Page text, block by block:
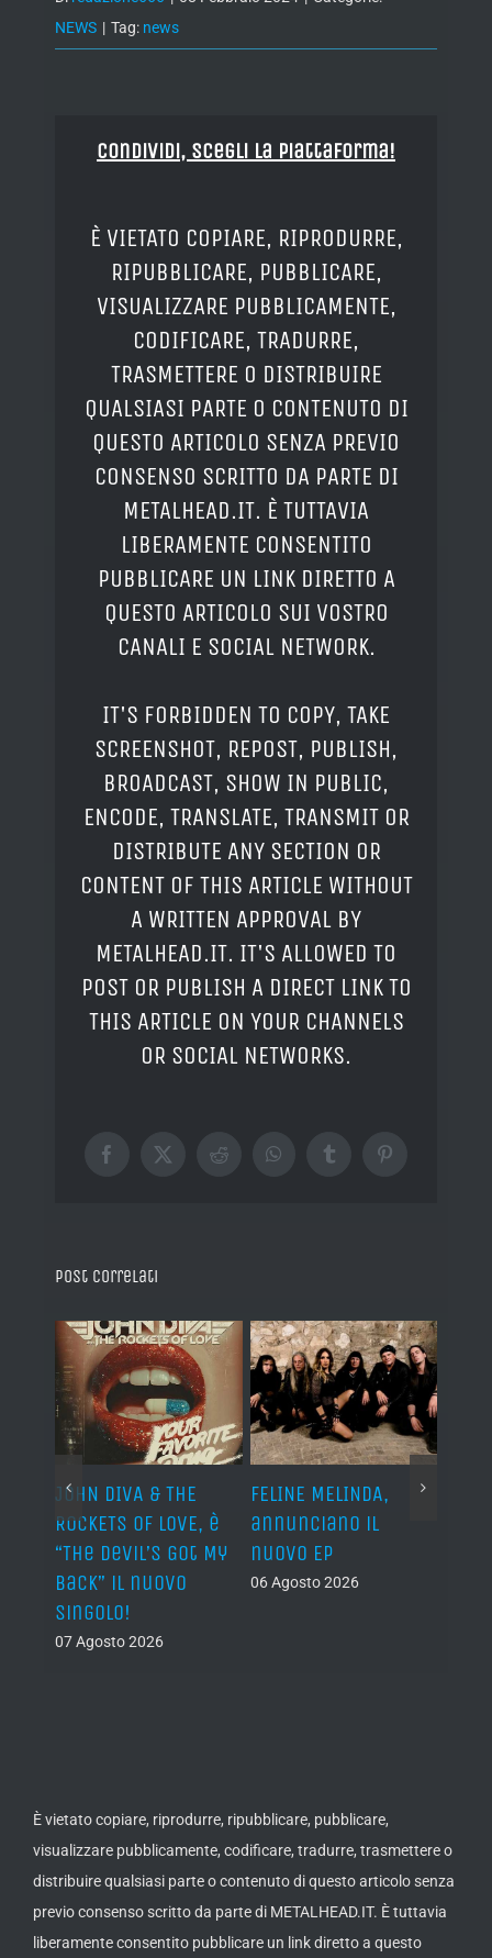
NEWS | Tag: news
Condividi, Scegli la piattaforma!
È VIETATO COPIARE, RIPRODURRE,
RIPUBBLICARE, PUBBLICARE,
VISUALIZZARE PUBBLICAMENTE,
CODIFICARE, TRADURRE,
TRASMETTERE O DISTRIBUIRE
QUALSIASI PARTE O CONTENUTO DI
QUESTO ARTICOLO SENZA PREVIO
CONSENSO SCRITTO DA PARTE DI
METALHEAD.IT. È TUTTAVIA
LIBERAMENTE CONSENTITO
PUBBLICARE UN LINK DIRETTO A
QUESTO ARTICOLO SUI VOSTRO
CANALI E SOCIAL NETWORK.
IT'S FORBIDDEN TO COPY, TAKE
SCREENSHOT, REPOST, PUBLISH,
BROADCAST, SHOW IN PUBLIC,
ENCODE, TRANSLATE, TRANSMIT OR
DISTRIBUTE ANY SECTION OR
CONTENT OF THIS ARTICLE WITHOUT
A WRITTEN APPROVAL BY
METALHEAD.IT. IT'S ALLOWED TO
POST OR PUBLISH A DIRECT LINK TO
THIS ARTICLE ON YOUR CHANNELS
OR SOCIAL NETWORKS.
Facebook
X RedditWhatsAppTumblrPinterest
Post correlati
JOHN DIVA & THE
ROCKETS OF LOVE, è
“The Devil’s Got My
Back” il nuovo
singolo!
07 Agosto 2026
FELINE MELINDA,
annunciano il
nuovo EP
06 Agosto 2026
È vietato copiare, riprodurre, ripubblicare, pubblicare,
visualizzare pubblicamente, codificare, tradurre, trasmettere o
distribuire qualsiasi parte o contenuto di questo articolo senza
previo consenso scritto da parte di METALHEAD.IT. È tuttavia
liberamente consentito pubblicare un link diretto a questo